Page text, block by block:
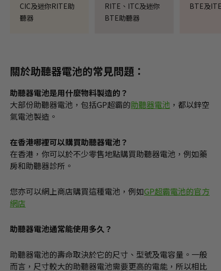
CIC及迷你RITE助
聽器
RITE、ITC及迷你
BTE助聽器
BTE及
關於助聽器電池的常見問題：
助聽器電池是用什麼物料製造的？
大部份助聽器電池，包括GP超霸的助聽器電池 ，都以鋅空
氣電池製造。
在香港哪裡可以購買助聽器電池？
在香港，你可以於不少零售地點購買助聽器電池，例如藥
房和助聽器診所。
您亦可以網上商店購買這種電池，例如GP超霸電池的官方
網店
助聽器電池通常能使用多久？
助聽器電池的壽命取決於它的尺寸、型號及電容量。一般
而言，尺寸較大的助聽器電池需要更高的電能，所以相比